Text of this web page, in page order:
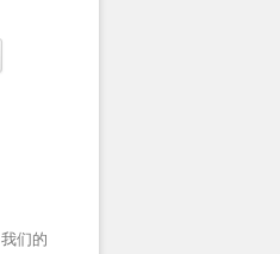
们的